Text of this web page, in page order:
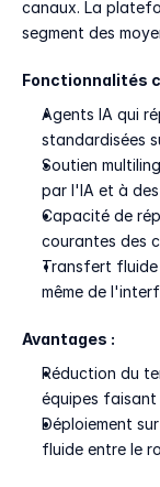
canaux. La
segment des
Fonctionnalités
Agents IA qui
standardisées
Soutien
par l'IA et à
Capacité de
courantes des
Transfert fluide
même de
Avantages :
Réduction du
équipes
Déploiement
fluide entre le